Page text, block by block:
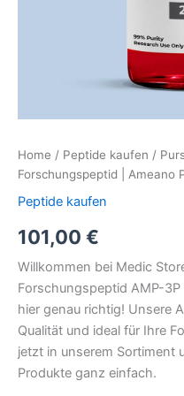
Home / Peptide kaufen /
Forschungspeptid | Ameano
Peptide kaufen
101,00 €
Willkommen bei Medic
Forschungspeptid AMP-
hier genau richtig! Unsere
Qualität und ideal für Ihre
jetzt in unserem Sortiment
Produkte ganz einfach.